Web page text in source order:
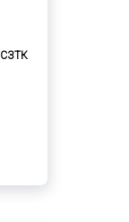
СЗТК